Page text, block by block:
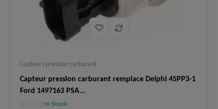
Capteurs pression carburant
Capteur pression carburant remplace Delphi 45PP3-1
Ford 1497163 PSA...
In Stock